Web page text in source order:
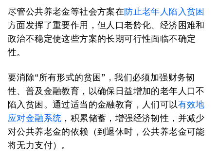
尽管公共养老金等社会方案在防止老年人陷入贫困
方面发挥了重要作用，但人口老龄化、经济困难和
政治不稳定使这些方案的长期可行性面临不确定
性。
要消除“所有形式的贫困”，我们必须加强财务韧
性、普及金融教育，以确保日益增加的老年人口不
陷入贫困。通过适当的金融教育，人们可以有效地
应对金融系统 ，积累储蓄，增强经济韧性，并减少
对公共养老金的依赖（到退休时，公共养老金可能
将无力支付）。